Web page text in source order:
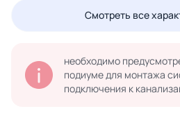
Смотреть все
необходимо
подиуме для монтажа
подключения к